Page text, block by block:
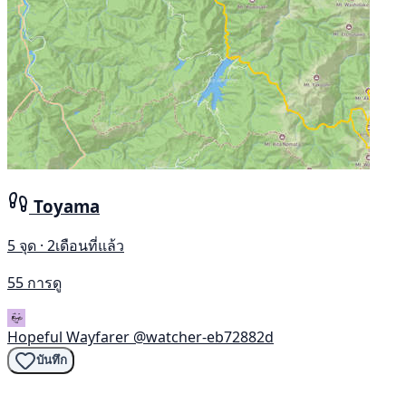
Toyama
5 จุด · 2เดือนที่แล้ว
55 การดู
Hopeful Wayfarer @watcher-eb72882d
บันทึก